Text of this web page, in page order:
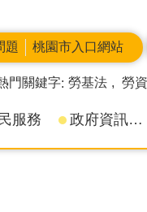
題 桃園市入口網站
門關鍵字 勞基法 勞
服務 政府資訊公開